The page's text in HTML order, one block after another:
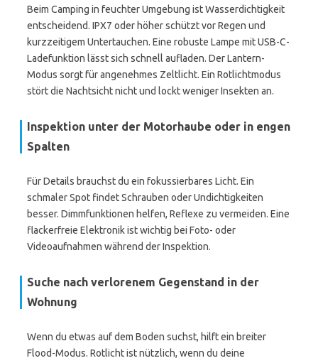
Beim Camping in feuchter Umgebung ist Wasserdichtigkeit
entscheidend. IPX7 oder höher schützt vor Regen und
kurzzeitigem Untertauchen. Eine robuste Lampe mit USB-C-
Ladefunktion lässt sich schnell aufladen. Der Lantern-
Modus sorgt für angenehmes Zeltlicht. Ein Rotlichtmodus
stört die Nachtsicht nicht und lockt weniger Insekten an.
Inspektion unter der Motorhaube oder in engen
Spalten
Für Details brauchst du ein fokussierbares Licht. Ein
schmaler Spot findet Schrauben oder Undichtigkeiten
besser. Dimmfunktionen helfen, Reflexe zu vermeiden. Eine
flackerfreie Elektronik ist wichtig bei Foto- oder
Videoaufnahmen während der Inspektion.
Suche nach verlorenem Gegenstand in der
Wohnung
Wenn du etwas auf dem Boden suchst, hilft ein breiter
Flood-Modus. Rotlicht ist nützlich, wenn du deine